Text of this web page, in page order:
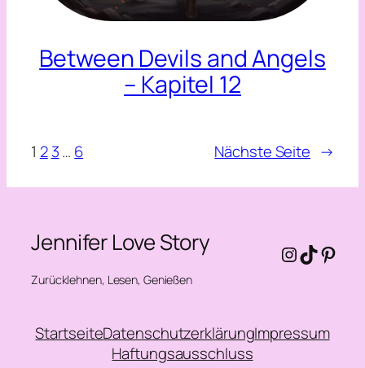
Between Devils and Angels
– Kapitel 12
1 2 3… 6 Nächste Seite →
Jennifer Love Story
Zurücklehnen, Lesen, Genießen
Instagram
TikTok
StartseiteDatenschutzerklärungImpressum
Haftungsausschluss